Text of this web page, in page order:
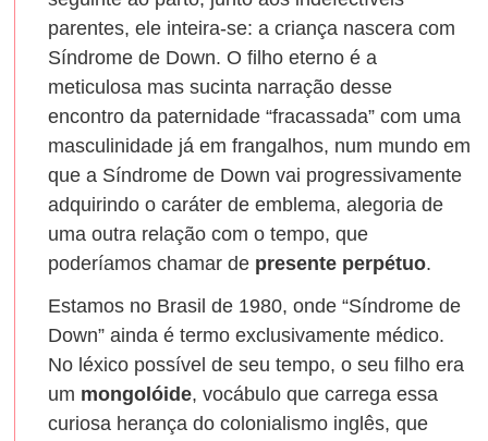
parentes, ele inteira-se: a criança nascera com
Síndrome de Down. O filho eterno é a
meticulosa mas sucinta narração desse
encontro da paternidade “fracassada” com uma
masculinidade já em frangalhos, num mundo em
que a Síndrome de Down vai progressivamente
adquirindo o caráter de emblema, alegoria de
uma outra relação com o tempo, que
poderíamos chamar de presente perpétuo.
Estamos no Brasil de 1980, onde “Síndrome de
Down” ainda é termo exclusivamente médico.
No léxico possível de seu tempo, o seu filho era
um mongolóide, vocábulo que carrega essa
curiosa herança do colonialismo inglês, que